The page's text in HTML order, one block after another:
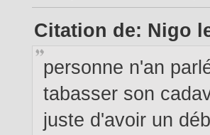
Citation de: Nigo
personne n'an
tabasser son
juste d'avoir un